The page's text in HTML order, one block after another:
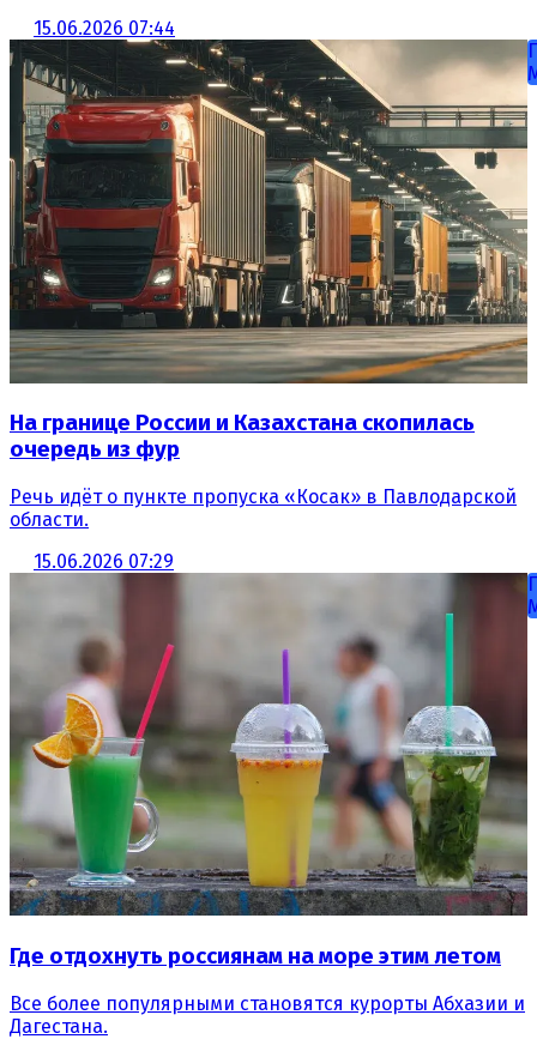
15.06.2026 07:44
На границе России и Казахстана скопилась
очередь из фур
Речь идёт о пункте пропуска «Косак» в Павлодарской
области.
15.06.2026 07:29
Где отдохнуть россиянам на море этим летом
Все более популярными становятся курорты Абхазии и
Дагестана.